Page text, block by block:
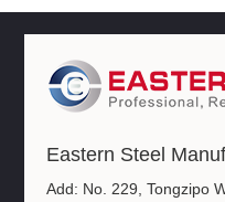
Eastern Steel
Add: No. 229, Tongzipo